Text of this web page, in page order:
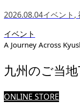
2026.08.04イベント ,
イベント
A Journey Across
九州のご当
ONLINE STORE